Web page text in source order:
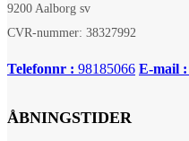
9200 Aalborg sv
CVR-nummer: 38327992
Telefonnr : 98185066 E-mail :
ÅBNINGSTIDER